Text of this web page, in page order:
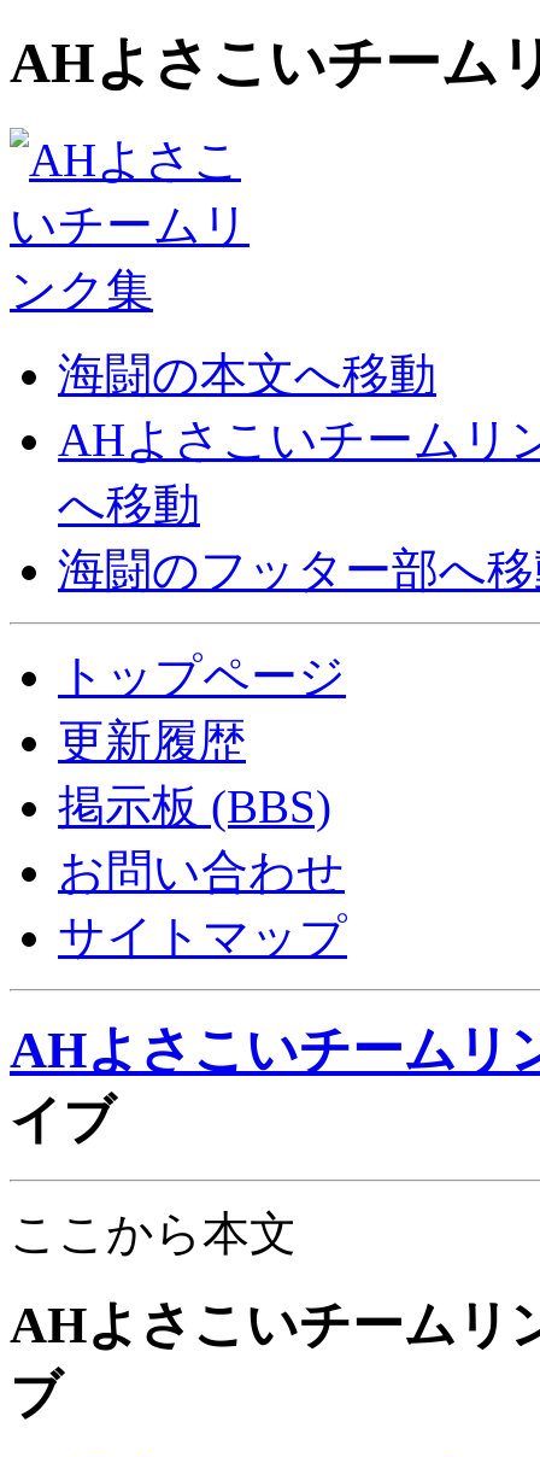
AHよさこいチーム
海闘の本文へ移動
AHよさこいチームリ
へ移動
海闘のフッター部へ
トップページ
更新履歴
掲示板 (BBS)
お問い合わせ
サイトマップ
AHよさこいチームリ
イブ
ここから本文
AHよさこいチームリ
ブ